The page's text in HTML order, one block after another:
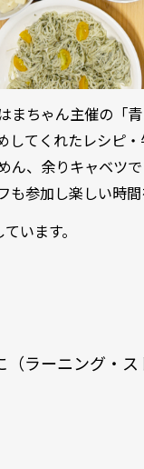
まちゃん主催の「
してくれたレシピ
ん、余りキャベツ
も参加し楽しい時
います。
（ラーニング・ス